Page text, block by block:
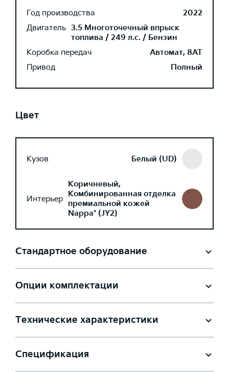
Год производства
2022
Двигатель 3.5 Многоточечный впрыск
топлива / 249 л.с. / Бензин
Коробка передач
Автомат, 8AT
Привод
Полный
Цвет
Кузов Белый (UD)
Интерьер
Коричневый,
Комбинированная отделка
премиальной кожей
Nappa* (JY2)
Стандартное оборудование
Опции комплектации
Технические характеристики
Спецификация